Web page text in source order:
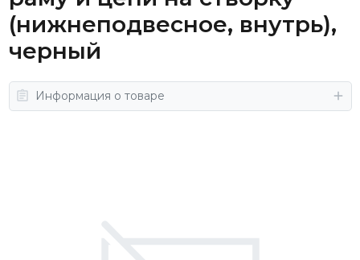
(нижнеподвесное, внутрь),
черный
Информация о товаре